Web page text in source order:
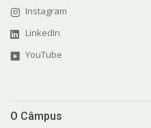
Instagram
LinkedIn
YouTube
O Câmpus